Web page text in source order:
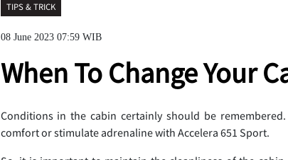
TIPS & TRICK
08 June 2023 07:59 WIB
When To Change Your
Conditions in the cabin certainly should be
comfort or stimulate adrenaline with Accelera 651 Sport.